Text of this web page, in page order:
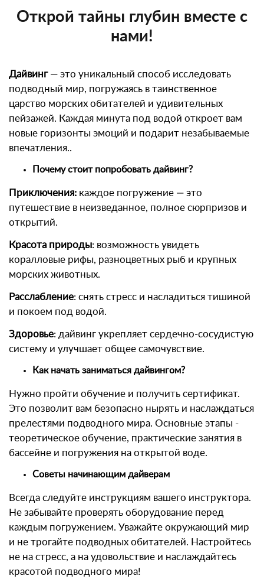
Открой тайны глубин вместе с
нами!
Дайвинг — это уникальный способ исследовать
подводный мир, погружаясь в таинственное
царство морских обитателей и удивительных
пейзажей. Каждая минута под водой откроет вам
новые горизонты эмоций и подарит незабываемые
впечатления..
Почему стоит попробовать дайвинг?
Приключения: каждое погружение — это
путешествие в неизведанное, полное сюрпризов и
открытий.
Красота природы: возможность увидеть
коралловые рифы, разноцветных рыб и крупных
морских животных.
Расслабление: снять стресс и насладиться тишиной
и покоем под водой.
Здоровье: дайвинг укрепляет сердечно-сосудистую
систему и улучшает общее самочувствие.
Как начать заниматься дайвингом?
Нужно пройти обучение и получить сертификат.
Это позволит вам безопасно нырять и наслаждаться
прелестями подводного мира. Основные этапы -
теоретическое обучение, практические занятия в
бассейне и погружения на открытой воде.
Советы начинающим дайверам
Всегда следуйте инструкциям вашего инструктора.
Не забывайте проверять оборудование перед
каждым погружением. Уважайте окружающий мир
и не трогайте подводных обитателей. Настройтесь
не на стресс, а на удовольствие и наслаждайтесь
красотой подводного мира!